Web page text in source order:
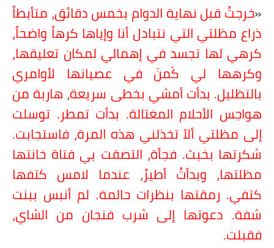
«خرجتُ قبل نهاية الدوام بخمس دقائق، متأبطاً
ذراع مظلتي التي نتبادل أنا وإياها كرهاً واضحاً،
كرهي لها تجسد في إهمالي لمكان تعليقها،
وكرهها لي كَمنَ في عصيانها لأوامري
بالتظليل. بدأت أمشي بخطى سريعة، هاربة من
هواجس الأحلام المغتالة. بدأت تمطر. توسلت
إلى مظلتي ألاّ تخذلني هذه المرة، فاستجابت.
شكرتها بخبث. فجأة، التصقت بي فتاة خانتها
مظلتها، وبدأتُ أطيرُ، عندما لامس كتفها
كتفي. رمقتها بنظرات حالمة. لم أنبس ببنت
شفة. دعوتها إلى شرب فنجان من الشاي،
فقبلت.